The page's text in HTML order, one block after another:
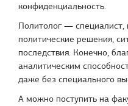
конфиденциальность.
Политолог —
политические решения,
последствия. Конечно,
аналитическим
даже без специального
А можно поступить на